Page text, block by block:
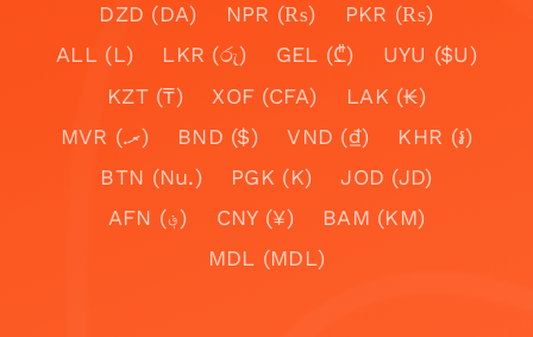
DZD (DA)
NPR (₨)
PKR (₨)
ALL (L)
LKR (රු) GEL (₾)
UYU ($U)
KZT (₸)
XOF (CFA)
LAK (₭)
MVR (.ރ)
BND ($) VND (₫)
KHR (៛)
BTN (Nu.)
PGK (K)
JOD (JD)
AFN (؋)
CNY (¥)
BAM (KM)
MDL (MDL)